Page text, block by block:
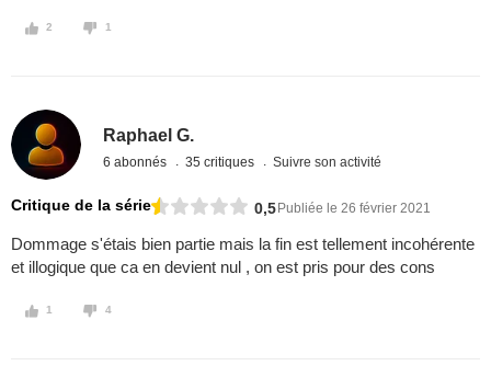
2 1
Raphael G.
6 abonnés 35 critiques Suivre son activité
Critique de la série 0,5 Publiée le 26 février 2021
Dommage s'étais bien partie mais la fin est tellement incohérente
et illogique que ca en devient nul , on est pris pour des cons
1 4